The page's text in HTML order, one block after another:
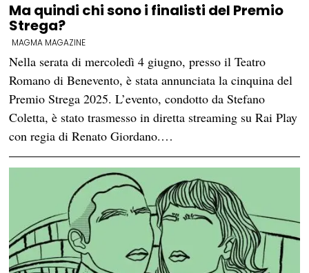
Ma quindi chi sono i finalisti del Premio
Strega?
MAGMA MAGAZINE
Nella serata di mercoledì 4 giugno, presso il Teatro
Romano di Benevento, è stata annunciata la cinquina del
Premio Strega 2025. L’evento, condotto da Stefano
Coletta, è stato trasmesso in diretta streaming su Rai Play
con regia di Renato Giordano.…